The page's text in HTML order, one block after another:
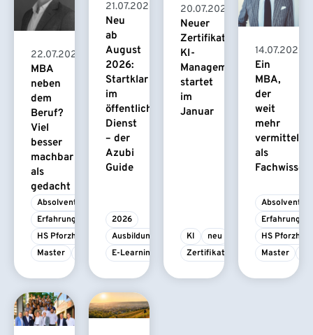
22.07.2026
MBA
neben
dem
Beruf?
Viel
besser
machbar
als
gedacht
Absolvent/-in
Erfahrungsbericht
HS Pforzheim
Master
21.07.2026
Neu
ab
August
2026:
Startklar
im
öffentlichen
Dienst
– der
Azubi
Guide
2026
Ausbildung
E-Learning
20.07.2026
Neuer
Zertifikatskurs
KI-
Management
startet
im
Januar
KI
neu
Zertifikatskurs
14.07.2026
Ein
MBA,
der
weit
mehr
vermittelt
als
Fachwissen
Absolvent/-
HS
Master